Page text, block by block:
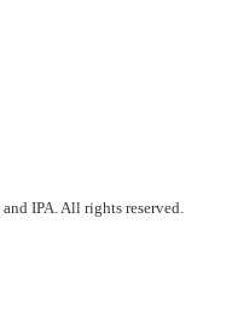
IPA. All rights reserved.